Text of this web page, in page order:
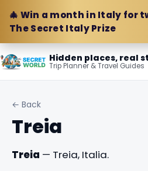
🎄 Win a month in Italy for
The Secret Italy Prize
Hidden places, real
Trip Planner & Travel Guides
← Back
Treia
Treia — Treia, Italia.